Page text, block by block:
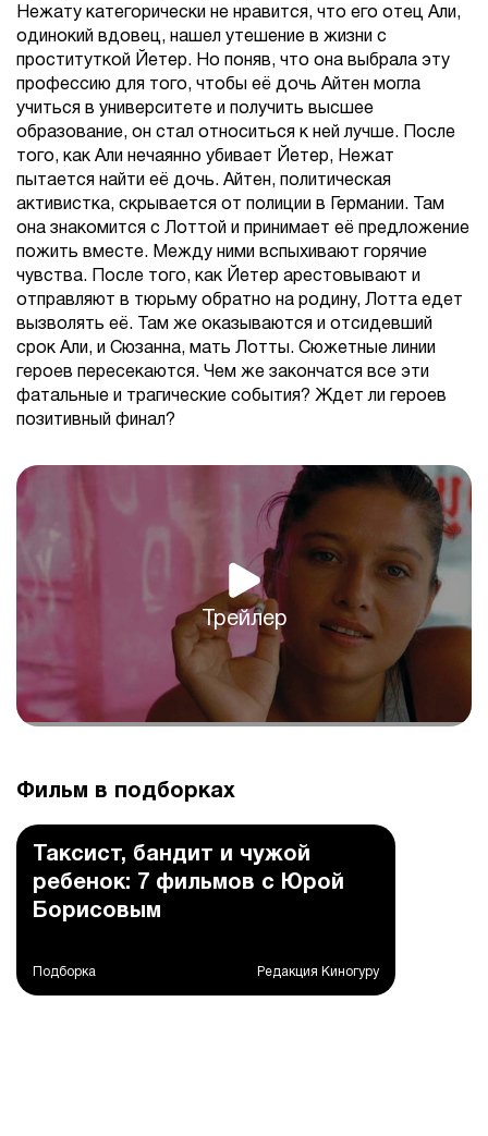
Нежату категорически не нравится, что его отец Али,
одинокий вдовец, нашел утешение в жизни с
проституткой Йетер. Но поняв, что она выбрала эту
профессию для того, чтобы её дочь Айтен могла
учиться в университете и получить высшее
образование, он стал относиться к ней лучше. После
того, как Али нечаянно убивает Йетер, Нежат
пытается найти её дочь. Айтен, политическая
активистка, скрывается от полиции в Германии. Там
она знакомится с Лоттой и принимает её предложение
пожить вместе. Между ними вспыхивают горячие
чувства. После того, как Йетер арестовывают и
отправляют в тюрьму обратно на родину, Лотта едет
вызволять её. Там же оказываются и отсидевший
срок Али, и Сюзанна, мать Лотты. Сюжетные линии
героев пересекаются. Чем же закончатся все эти
фатальные и трагические события? Ждет ли героев
позитивный финал?
Трейлер
Фильм в подборках
Таксист, бандит и чужой
ребенок: 7 фильмов с Юрой
Борисовым
Подборка Редакция Киногуру